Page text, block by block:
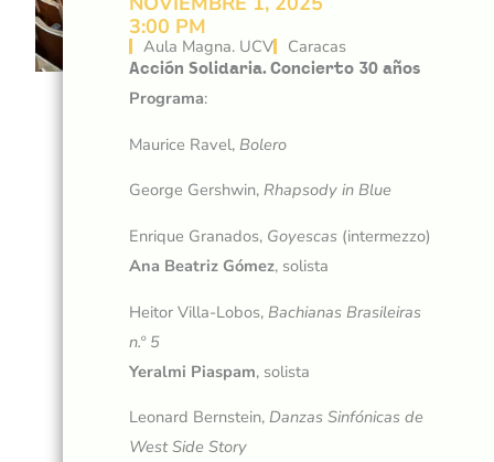
3:00 PM
Aula Magna. UCV Caracas
Acción Solidaria. Concierto 30 años
Programa:
Maurice Ravel,Bolero
George Gershwin,Rhapsody in Blue
Enrique Granados, Goyescas (intermezzo)
Ana Beatriz Gómez, solista
Heitor Villa-Lobos,Bachianas Brasileiras
n.º 5
Yeralmi Piaspam, solista
Leonard Bernstein,Danzas Sinfónicas de
West Side Story